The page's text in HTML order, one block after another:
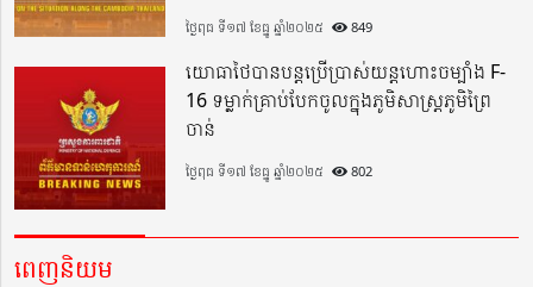
ថ្ងៃពុធ ទី១៧ ខែធ្នូ ឆ្នាំ២០២៥ 849
យោធាថៃបានបន្តប្រើប្រាស់យន្តហោះចម្បាំង F-
16 ទម្លាក់គ្រាប់បែកចូលក្នុងភូមិសាស្ត្រភូមិព្រៃ
ចាន់
ថ្ងៃពុធ ទី១៧ ខែធ្នូ ឆ្នាំ២០២៥ 802
ពេញនិយម